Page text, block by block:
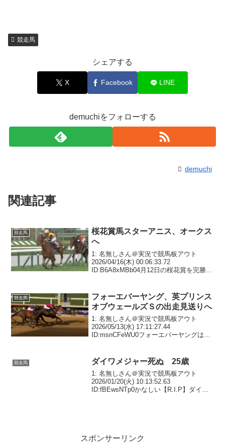
競走馬
シェアする
X Facebook LINE
demuchiをフォローする
demuchi
関連記事
競走馬
桜花賞馬スターアニス、オークス
へ
1: 名無しさん＠実況で競馬板アウト
2026/04/16(木) 00:06:33.72
ID:B6A8xMBb04月12日の桜花賞を完勝し
24日、東京)に向か...
競走馬
フォーエバーヤング、英プリンス
オブウェールズＳの出走見送りへ
1: 名無しさん＠実況で競馬板アウト
2026/05/13(水) 17:11:27.44
ID:msnCFeWU0フォーエバーヤングは英
名無しさん＠実況で競馬板ア...
競走馬 ダイワメジャー死ぬ 25歳
1: 名無しさん＠実況で競馬板アウト
2026/01/20(火) 10:13:52.63
ID:fBEwsNTp0かなしい【R.I.P】ダイワ
スポンサーリンク